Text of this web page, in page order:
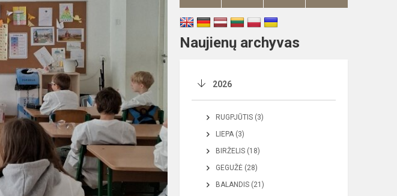
Naujienų archyvas
2026
RUGPJŪTIS (3)
LIEPA (3)
BIRŽELIS (18)
GEGUŽĖ (28)
BALANDIS (21)